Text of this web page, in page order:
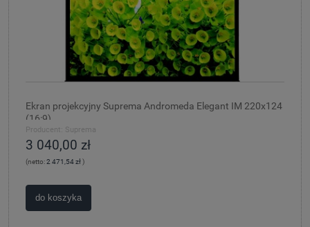
Ekran projekcyjny Suprema Andromeda Elegant IM 220x124
(16:9)
Producent: Suprema
3 040,00 zł
(netto:2 471,54 zł)
do koszyka